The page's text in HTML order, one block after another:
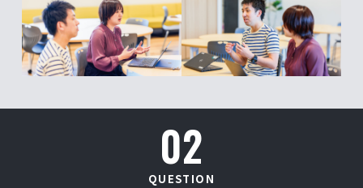
02
QUESTION